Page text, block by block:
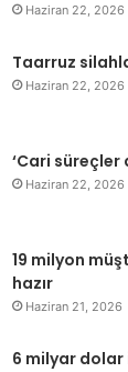
Haziran 22, 2026
Taarruz
Haziran 22, 2026
‘Cari süreçler
Haziran 22, 2026
19 milyon
hazır
Haziran 21, 2026
6 milyar